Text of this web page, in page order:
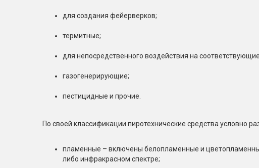
для создания фейерверков;
термитные;
для непосредственного воздействия на
газогенерирующие;
пестицидные и прочие.
По своей классификации пиротехнические средства условно
пламенные – включены белопламенные и
либо инфракрасном спектре;